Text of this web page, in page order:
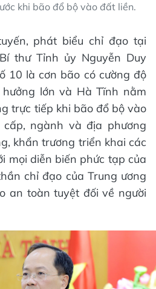
khi bão đổ bộ vào đất liền.
phát biểu chỉ đạo tại
thư Tỉnh ủy Nguyễn Duy
10 là cơn bão có cường độ
lớn và Hà Tĩnh nằm
trực tiếp khi bão đổ bộ vào
ngành và địa phương
khẩn trương triển khai các
mọi diễn biến phức tạp của
chỉ đạo của Trung ương
an toàn tuyệt đối về người